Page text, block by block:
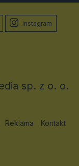
Instagram
sp. z o. o.
Reklama Kontakt